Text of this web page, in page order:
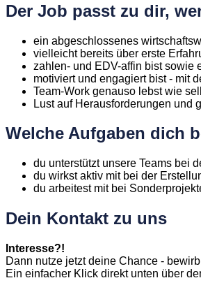
Der Job passt zu dir,
ein abgeschlossenes
vielleicht bereits über erste
zahlen- und EDV-affin bist sowie
motiviert und engagiert bist - mit
Team-Work genauso lebst wie
Lust auf Herausforderungen und
Welche Aufgaben dich
du unterstützt unsere Teams bei
du wirkst aktiv mit bei der
du arbeitest mit bei
Dein Kontakt zu uns
Interesse?!
Dann nutze jetzt deine Chance -
Ein einfacher Klick direkt unten über